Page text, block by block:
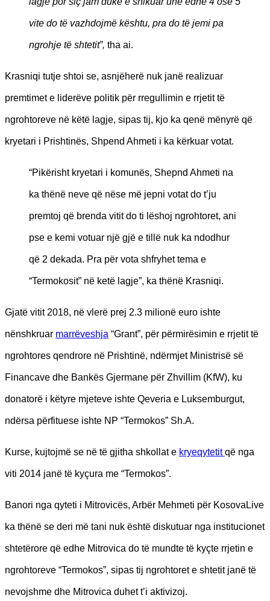
vite do të vazhdojmë kështu, pra do të jemi pa
ngrohje të shtetit”, tha ai.
Krasniqi tutje shtoi se, asnjëherë nuk janë realizuar
premtimet e liderëve politik për rregullimin e rrjetit të
ngrohtoreve në këtë lagje, sipas tij, kjo ka qenë mënyrë që
kryetari i Prishtinës, Shpend Ahmeti i ka kërkuar votat.
“Pikërisht kryetari i komunës, Shepnd Ahmeti na
ka thënë neve që nëse më jepni votat do t’ju
premtoj që brenda vitit do ti lëshoj ngrohtoret, ani
pse e kemi votuar një gjë e tillë nuk ka ndodhur
që 2 dekada. Pra për vota shfryhet tema e
“Termokosit” në ketë lagje”, ka thënë Krasniqi.
Gjatë vitit 2018, në vlerë prej 2.3 milionë euro ishte
nënshkruar marrëveshja “Grant”, për përmirësimin e rrjetit të
ngrohtores qendrore në Prishtinë, ndërmjet Ministrisë së
Financave dhe Bankës Gjermane për Zhvillim (KfW), ku
donatorë i këtyre mjeteve ishte Qeveria e Luksemburgut,
ndërsa përfituese ishte NP “Termokos” Sh.A.
Kurse, kujtojmë se në të gjitha shkollat e kryeqytetitqë nga
viti 2014 janë të kyçura me “Termokos”.
Banori nga qyteti i Mitrovicës, Arbër Mehmeti për KosovaLive
ka thënë se deri më tani nuk është diskutuar nga institucionet
shtetërore që edhe Mitrovica do të mundte të kyçte rrjetin e
ngrohtoreve “Termokos”, sipas tij ngrohtoret e shtetit janë të
nevojshme dhe Mitrovica duhet t’i aktivizoj.